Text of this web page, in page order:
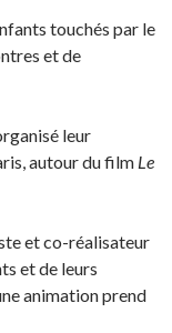
touchés par le
et de
leur
autour du film Le
et co-réalisateur
et de leurs
animation prend